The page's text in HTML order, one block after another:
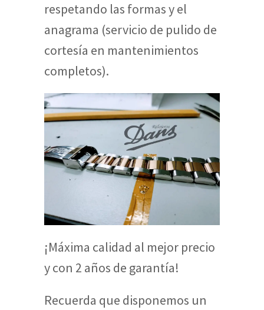
respetando las formas y el
anagrama (servicio de pulido de
cortesía en mantenimientos
completos).
¡Máxima calidad al mejor precio
y con 2 años de garantía!
Recuerda que disponemos un